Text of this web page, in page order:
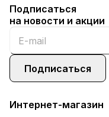
Подписаться
на новости и акции
Подписаться
Интернет-магазин